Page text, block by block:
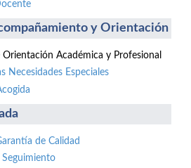
y Orientación
Orientación Académica y Profesional
Necesidades Especiales
de Calidad
Seguimiento